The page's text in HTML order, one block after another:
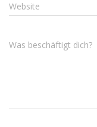
Website
Was beschäftigt dich?